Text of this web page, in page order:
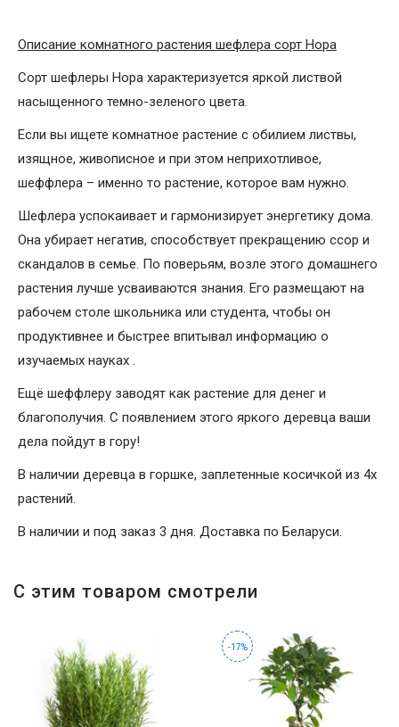
Описание комнатного растения шефлера сорт Нора
Сорт шефлеры Нора характеризуется яркой листвой
насыщенного темно-зеленого цвета.
Если вы ищете комнатное растение с обилием листвы,
изящное, живописное и при этом неприхотливое,
шеффлера – именно то растение, которое вам нужно.
Шефлера успокаивает и гармонизирует энергетику дома.
Она убирает негатив, способствует прекращению ссор и
скандалов в семье. По поверьям, возле этого домашнего
растения лучше усваиваются знания. Его размещают на
рабочем столе школьника или студента, чтобы он
продуктивнее и быстрее впитывал информацию о
изучаемых науках .
Ещё шеффлеру заводят как растение для денег и
благополучия. С появлением этого яркого деревца ваши
дела пойдут в гору!
В наличии деревца в горшке, заплетенные косичкой из 4х
растений.
В наличии и под заказ 3 дня. Доставка по Беларуси.
С этим товаром смотрели
-17%